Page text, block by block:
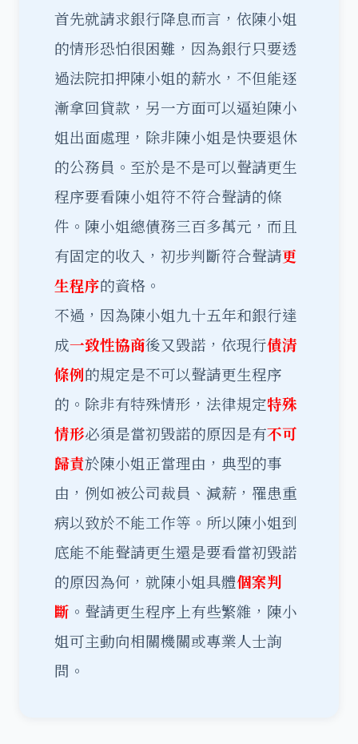
首先就請求銀行降息而言，依陳小姐
的情形恐怕很困難，因為銀行只要透
過法院扣押陳小姐的薪水，不但能逐
漸拿回貸款，另一方面可以逼迫陳小
姐出面處理，除非陳小姐是快要退休
的公務員。至於是不是可以聲請更生
程序要看陳小姐符不符合聲請的條
件。陳小姐總債務三百多萬元，而且
有固定的收入，初步判斷符合聲請更
生程序的資格。
不過，因為陳小姐九十五年和銀行達
成一致性協商後又毀諾，依現行債清
條例的規定是不可以聲請更生程序
的。除非有特殊情形，法律規定特殊
情形必須是當初毀諾的原因是有不可
歸責於陳小姐正當理由，典型的事
由，例如被公司裁員、減薪，罹患重
病以致於不能工作等。所以陳小姐到
底能不能聲請更生還是要看當初毀諾
的原因為何，就陳小姐具體個案判
斷 。聲請更生程序上有些繁雜，陳小
姐可主動向相關機關或專業人士詢
問。